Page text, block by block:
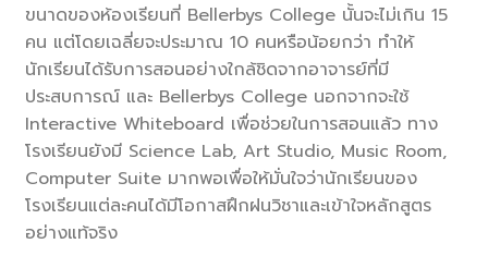
ขนาดของห้องเรียนที่ Bellerbys College นั้นจะไม่เกิน 15
คน แต่โดยเฉลี่ยจะประมาณ 10 คนหรือน้อยกว่า ทำให้
นักเรียนได้รับการสอนอย่างใกล้ชิดจากอาจารย์ที่มี
ประสบการณ์ และ Bellerbys College นอกจากจะใช้
Interactive Whiteboard เพื่อช่วยในการสอนแล้ว ทาง
โรงเรียนยังมี Science Lab, Art Studio, Music Room,
Computer Suite มากพอเพื่อให้มั่นใจว่านักเรียนของ
โรงเรียนแต่ละคนได้มีโอกาสฝึกฝนวิชาและเข้าใจหลักสูตร
อย่างแท้จริง